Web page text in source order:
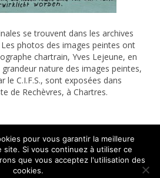
se trouvent dans les archives
photos des images peintes ont
chartrain, Yves Lejeune, en
nature des images peintes,
le C.I.F.S., sont exposées dans
de Rechèvres, à Chartres.
Stock 2016 - 2026 - Tous droits réservés
pour vous garantir la meilleure
Si vous continuez à utiliser ce
que vous acceptez l'utilisation des
cookies.